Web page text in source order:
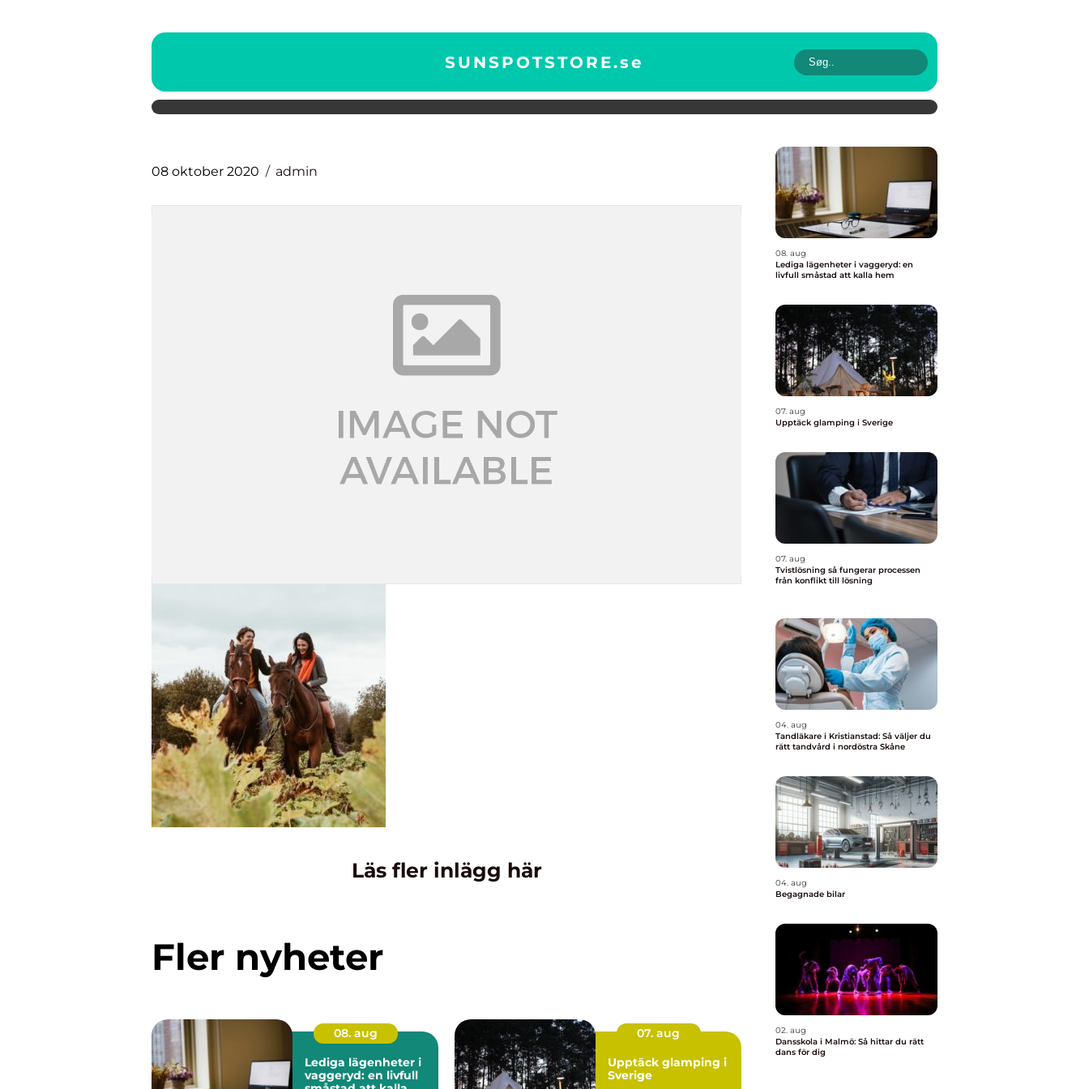
SUNSPOTSTORE.se
08 oktober 2020 admin
Läs fler inlägg här
Fler nyheter
08. aug
Lediga lägenheter i
vaggeryd: en livfull
07. aug
Upptäck glamping i
Sverige
08. aug
Lediga lägenheter i vaggeryd: en
livfull småstad att kalla hem
07. aug
Upptäck glamping i Sverige
07. aug
Tvistlösning så fungerar processen
från konflikt till lösning
04. aug
Tandläkare i Kristianstad: Så väljer du
rätt tandvård i nordöstra Skåne
04. aug
Begagnade bilar
02. aug
Dansskola i Malmö: Så hittar du rätt
dans för dig